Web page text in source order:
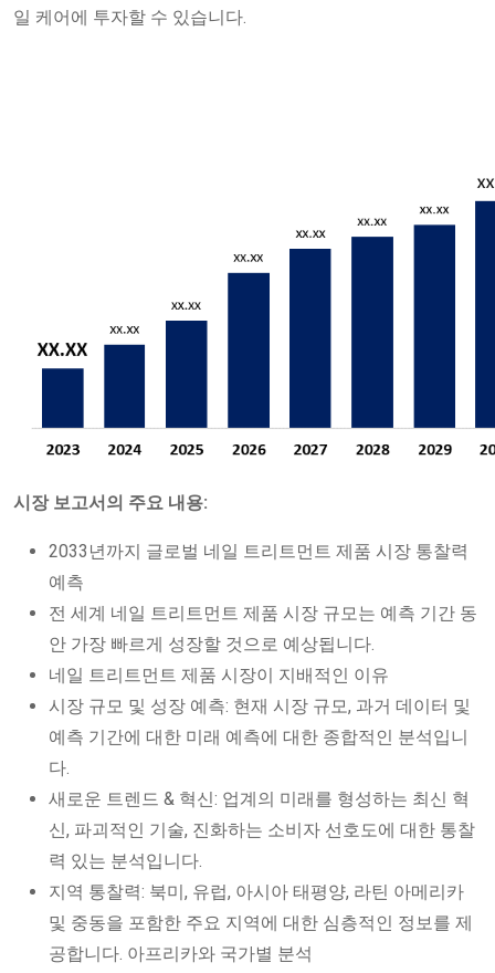
일 케어에 투자할 수 있습니다.
시장 보고서의 주요 내용:
2033년까지 글로벌 네일 트리트먼트 제품 시장 통찰력
예측
전 세계 네일 트리트먼트 제품 시장 규모는 예측 기간 동
안 가장 빠르게 성장할 것으로 예상됩니다.
네일 트리트먼트 제품 시장이 지배적인 이유
시장 규모 및 성장 예측: 현재 시장 규모, 과거 데이터 및
예측 기간에 대한 미래 예측에 대한 종합적인 분석입니
다.
새로운 트렌드 & 혁신: 업계의 미래를 형성하는 최신 혁
신, 파괴적인 기술, 진화하는 소비자 선호도에 대한 통찰
력 있는 분석입니다.
지역 통찰력: 북미, 유럽, 아시아 태평양, 라틴 아메리카
및 중동을 포함한 주요 지역에 대한 심층적인 정보를 제
공합니다. 아프리카와 국가별 분석